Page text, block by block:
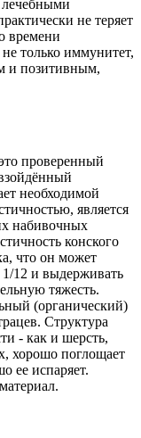
не теряет
времени
только иммунитет,
и позитивным,
проверенный
необходимой
является
набивочных
конского
что он может
1/12 и выдерживать
тяжесть.
(органический)
Структура
- как и шерсть,
хорошо поглощает
ее испаряет.